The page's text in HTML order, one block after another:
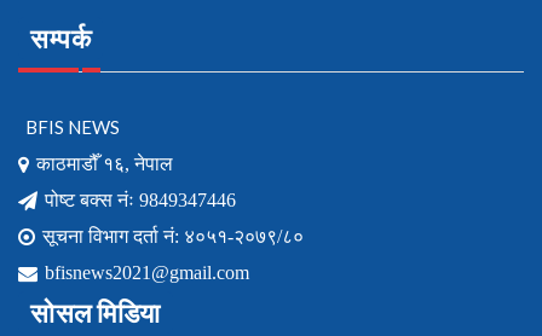
सम्पर्क
BFIS NEWS
काठमाडौँ १६, नेपाल
पोष्ट बक्स नंः 9849347446
सूचना विभाग दर्ता नं: ४०५१-२०७९/८०
bfisnews2021@gmail.com
सोसल मिडिया